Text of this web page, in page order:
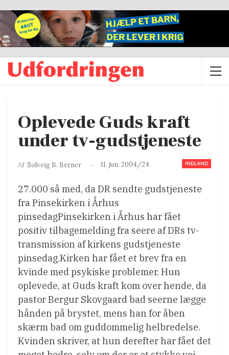
Oplevede Guds kraft
under tv-gudstjeneste
INDLAND
Af Solveig B. Berner 11. jun. 2004/24
27.000 så med, da DR sendte gudstjeneste
fra Pinsekirken i Århus
pinsedagPinsekirken i Århus har fået
positiv tilbagemelding fra seere af DRs tv-
transmission af kirkens gudstjeneste
pinsedag.Kirken har fået et brev fra en
kvinde med psykiske problemer. Hun
oplevede, at Guds kraft kom over hende, da
pastor Bergur Skovgaard bad seerne lægge
hånden på brystet, mens han for åben
skærm bad om guddommelig helbredelse.
Kvinden skriver, at hun derefter har fået det